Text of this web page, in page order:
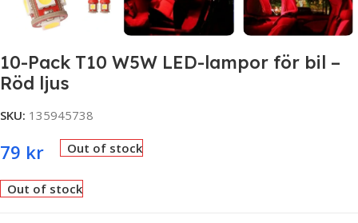
10-Pack T10 W5W LED-lampor för bil –
Röd ljus
SKU: 135945738
79 kr Out of stock
Out of stock